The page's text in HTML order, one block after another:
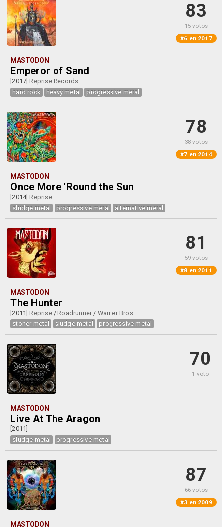
83
15 votos
#6 en 2017
MASTODON
Emperor of Sand
[2017] Reprise Records
hard rock
heavy metal progressive metal
78
38 votos
#7 en 2014
MASTODON
Once More 'Round the Sun
[2014] Reprise
sludge metal
progressive metal alternative metal
81
59 votos
#8 en 2011
MASTODON
The Hunter
[2011] Reprise/ Roadrunner / Warner Bros.
stoner metal
sludge metal progressive metal
70
1 voto
MASTODON
Live At The Aragon
[2011]
sludge metal
progressive metal
87
66 votos
#3 en 2009
MASTODON